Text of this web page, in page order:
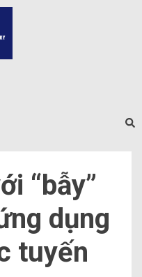
“bẫy”
dụng
tuyến